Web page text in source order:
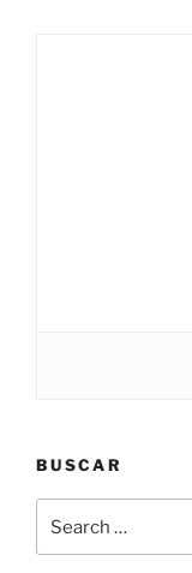
BUSCAR